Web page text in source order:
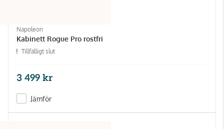
Napoleon
Kabinett Rogue Pro rostfri
Tillfälligt slut
3 499 kr
Jämför